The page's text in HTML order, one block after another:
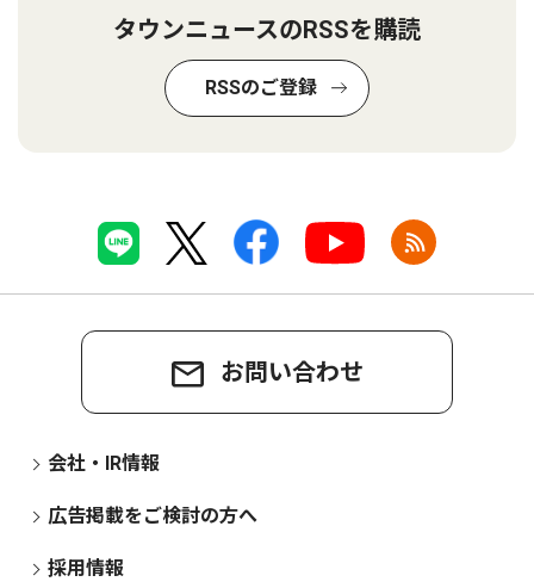
タウンニュースのRSSを購読
RSSのご登録
お問い合わせ
会社・IR情報
広告掲載をご検討の方へ
採用情報